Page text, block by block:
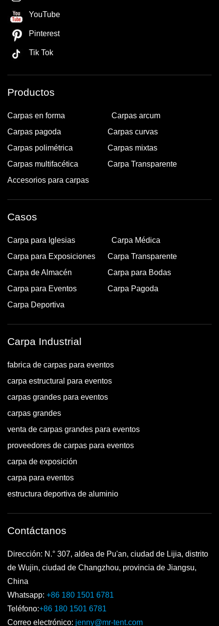
YouTube
Pinterest
Tik Tok
Productos
Carpas en forma
Carpas arcum
Carpas pagoda
Carpas curvas
Carpas polimétrica
Carpas mixtas
Carpas multifacética
Carpa Transparente
Accesorios para carpas
Casos
Carpa para Iglesias
Carpa Médica
Carpa para Exposiciones
Carpa Transparente
Carpa de Almacén
Carpa para Bodas
Carpa para Eventos
Carpa Pagoda
Carpa Deportiva
Carpa Industrial
fabrica de carpas para eventos
carpa estructural para eventos
carpas grandes para eventos
carpas grandes
venta de carpas grandes para eventos
proveedores de carpas para eventos
carpa de exposición
carpa para eventos
estructura deportiva de aluminio
Contáctanos
Dirección: N.° 307, aldea de Pu'an, ciudad de Lijia, distrito
de Wujin, ciudad de Changzhou, provincia de Jiangsu,
China
Whatsapp: +86 180 1501 6781
Teléfono:+86 180 1501 6781
Correo electrónico: jenny@mr-tent.com